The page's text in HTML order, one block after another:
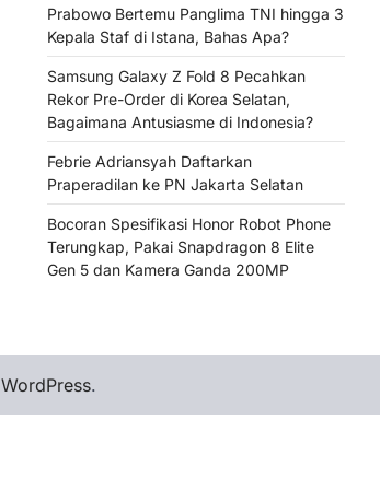
Prabowo Bertemu Panglima TNI hingga 3
Kepala Staf di Istana, Bahas Apa?
Samsung Galaxy Z Fold 8 Pecahkan
Rekor Pre-Order di Korea Selatan,
Bagaimana Antusiasme di Indonesia?
Febrie Adriansyah Daftarkan
Praperadilan ke PN Jakarta Selatan
Bocoran Spesifikasi Honor Robot Phone
Terungkap, Pakai Snapdragon 8 Elite
Gen 5 dan Kamera Ganda 200MP
WordPress.